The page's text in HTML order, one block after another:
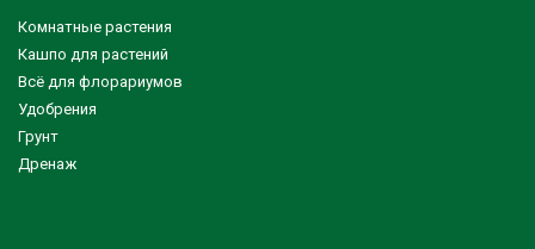
Комнатные растения
Кашпо для растений
Всё для флорариумов
Удобрения
Грунт
Дренаж